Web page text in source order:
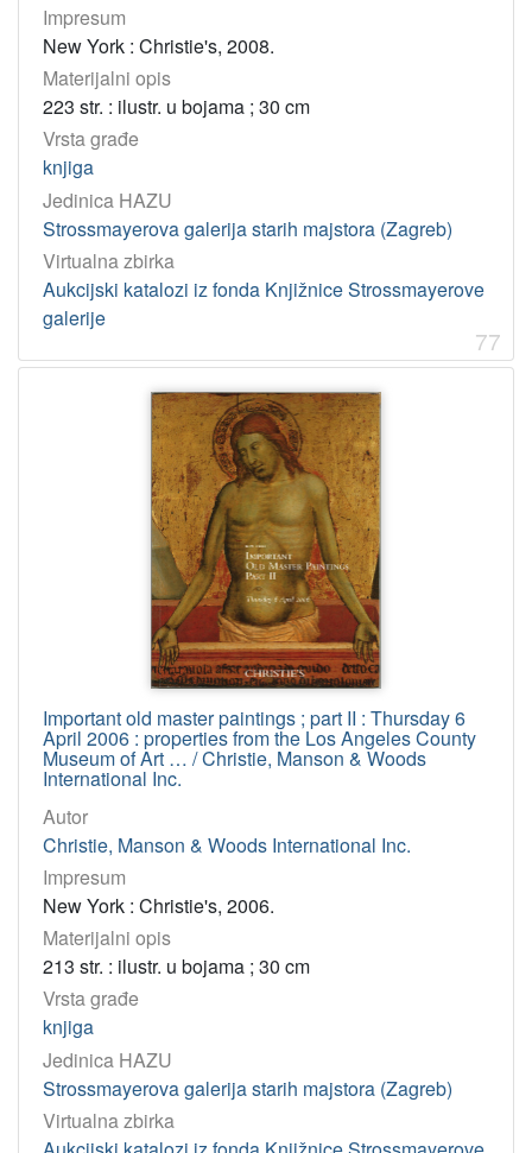
Impresum
New York : Christie's, 2008.
Materijalni opis
223 str. : ilustr. u bojama ; 30 cm
Vrsta građe
knjiga
Jedinica HAZU
Strossmayerova galerija starih majstora (Zagreb)
Virtualna zbirka
Aukcijski katalozi iz fonda Knjižnice Strossmayerove
galerije
77
Important old master paintings ; part II : Thursday 6
April 2006 : properties from the Los Angeles County
Museum of Art … / Christie, Manson & Woods
International Inc.
Autor
Christie, Manson & Woods International Inc.
Impresum
New York : Christie's, 2006.
Materijalni opis
213 str. : ilustr. u bojama ; 30 cm
Vrsta građe
knjiga
Jedinica HAZU
Strossmayerova galerija starih majstora (Zagreb)
Virtualna zbirka